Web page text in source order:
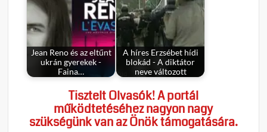
Jean Reno és az eltűnt
ukrán gyerekek -
Faina…
A híres Erzsébet hídi
blokád - A diktátor
neve változott
Tisztelt Olvasók! A portál
működtetéséhez nagyon nagy
szükségünk van az Önök támogatására.